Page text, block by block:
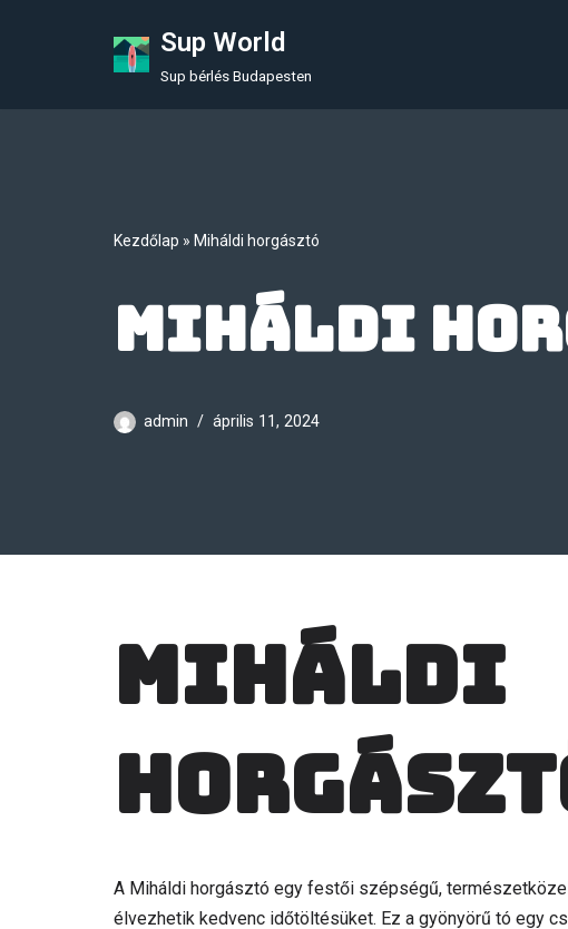
Sup World
Sup bérlés Budapesten
Kezdőlap » Miháldi horgásztó
Miháldi
admin április 11, 2024
Miháldi
A Miháldi horgásztó egy festői szépségű,
élvezhetik kedvenc időtöltésüket. Ez a gyönyörű tó egy